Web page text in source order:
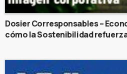
Dosier Corresponsables –
cómo la Sostenibilidad